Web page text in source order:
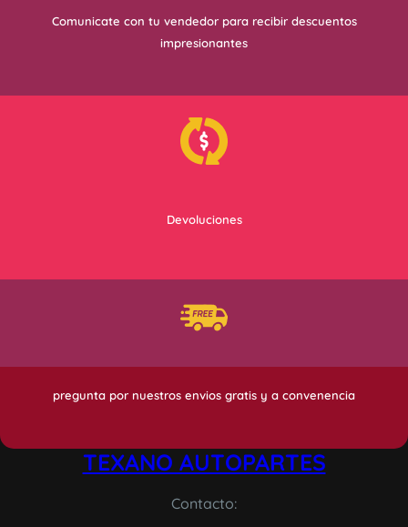
Comunicate con tu vendedor para recibir descuentos
impresionantes
Devoluciones
pregunta por nuestros envios gratis y a convenencia
TEXANO AUTOPARTES
Contacto: